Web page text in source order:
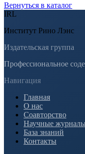
Вернуться в каталог
IRL
Институт Рино Лэнс
Издательская группа
Профессиональное
Навигация
Главная
О нас
Соавторство
Научные
База знаний
Контакты